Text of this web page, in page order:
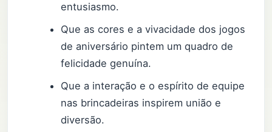
entusiasmo.
Que as cores e a vivacidade dos jogos
de aniversário pintem um quadro de
felicidade genuína.
Que a interação e o espírito de equipe
nas brincadeiras inspirem união e
diversão.